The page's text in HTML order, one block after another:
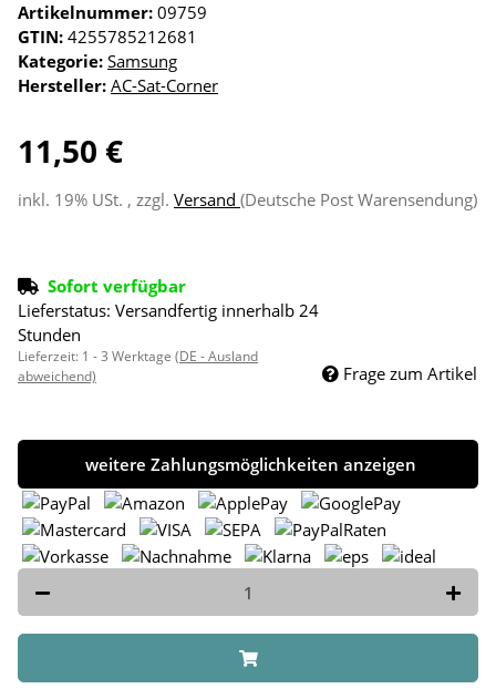
Artikelnummer: 09759
GTIN: 4255785212681
Kategorie: Samsung
Hersteller: AC-Sat-Corner
11,50 €
inkl. 19% USt. , zzgl. Versand (Deutsche Post Warensendung)
Sofort verfügbar
Lieferstatus: Versandfertig innerhalb 24
Stunden
Lieferzeit: 1 - 3 Werktage (DE - Ausland
abweichend)
Frage zum Artikel
weitere Zahlungsmöglichkeiten anzeigen